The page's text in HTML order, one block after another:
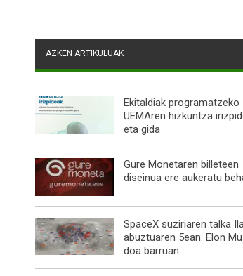
AZKEN ARTIKULUAK
Ekitaldiak programatzeko
UEMAren hizkuntza
eta gida
Gure Monetaren billeteen
diseinua ere aukeratu
SpaceX suziriaren talka
abuztuaren 5ean: Elon
doa barruan